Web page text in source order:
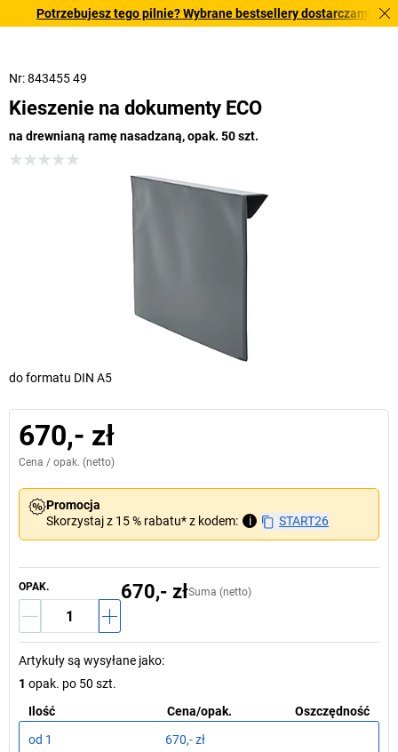
Potrzebujesz tego pilnie? Wybrane bestsellery dostarczamy w
Nr: 843455 49
Kieszenie na dokumenty ECO
na drewnianą ramę nasadzaną, opak. 50 szt.
do formatu DIN A5
670,- zł
Cena / opak. (netto)
Promocja
Skorzystaj z 15 % rabatu* z kodem:
i START26
OPAK. Suma (netto)
670,- zł
Artykuły są wysyłane jako:
1 opak. po 50 szt.
Ilość
Cena/opak.
Oszczędność
od 1 670,- zł